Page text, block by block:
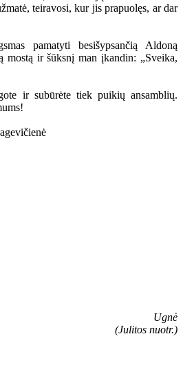
teiravosi, kur jis prapuolęs, ar dar
pamatyti besišypsančią Aldoną
mostą ir šūksnį man įkandin: „Sveika,
ir subūrėte tiek puikių ansamblių.
Ugnė
(Julitos nuotr.)